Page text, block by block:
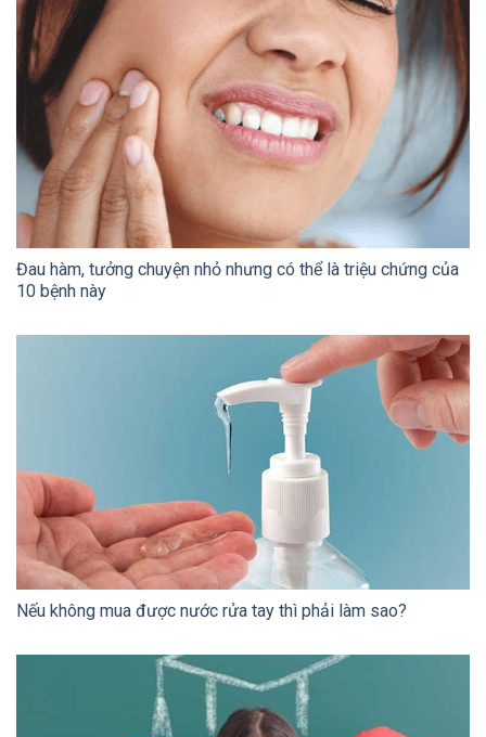
Đau hàm, tưởng chuyện nhỏ nhưng có thể là triệu chứng của
10 bệnh này
Nếu không mua được nước rửa tay thì phải làm sao?